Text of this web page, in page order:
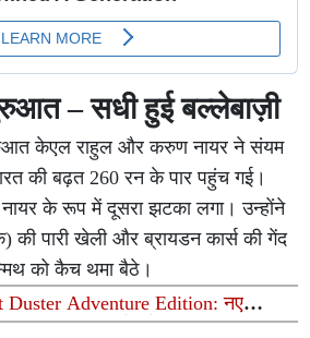
– सधी हुई बल्लेबाज़ी
केएल राहुल और करुण नायर ने संयम
की बढ़त 260 रन के पार पहुंच गई।
के रूप में दूसरा झटका लगा। उन्होंने
की पारी खेली और ब्रायडन कार्स की गेंद
को कैच थमा बैठे।
Duster Adventure Edition: नए
साथ लॉन्च हुई नई डस्टर, कीमत